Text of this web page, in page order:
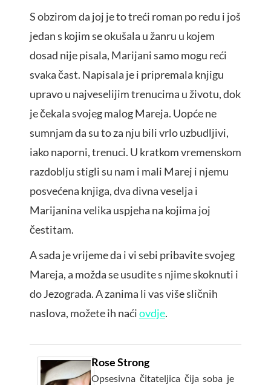
S obzirom da joj je to treći roman po redu i još
jedan s kojim se okušala u žanru u kojem
dosad nije pisala, Marijani samo mogu reći
svaka čast. Napisala je i pripremala knjigu
upravo u najveselijim trenucima u životu, dok
je čekala svojeg malog Mareja. Uopće ne
sumnjam da su to za nju bili vrlo uzbudljivi,
iako naporni, trenuci. U kratkom vremenskom
razdoblju stigli su nam i mali Marej i njemu
posvećena knjiga, dva divna veselja i
Marijanina velika uspjeha na kojima joj
čestitam.
A sada je vrijeme da i vi sebi pribavite svojeg
Mareja, a možda se usudite s njime skoknuti i
do Jezograda. A zanima li vas više sličnih
naslova, možete ih naćiovdje.
Rose Strong
Opsesivna čitateljica čija soba je